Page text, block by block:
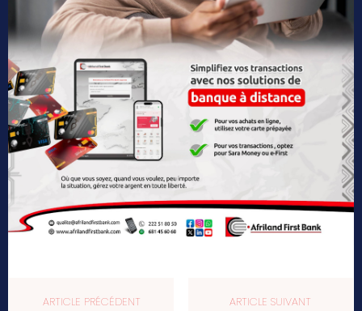
ARTICLE PRÉCÉDENT ARTICLE SUIVANT